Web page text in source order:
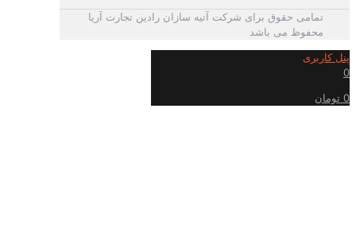
تمامی حقوق برای شرکت آتیه سازان رادین تجارت آریا
محفوظ می باشد
پنل کاربری
0
0 تومان